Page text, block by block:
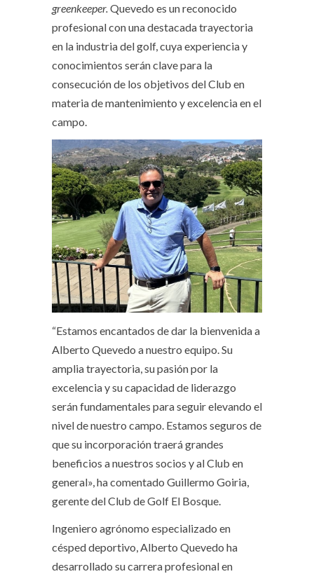
greenkeeper. Quevedo es un reconocido
profesional con una destacada trayectoria
en la industria del golf, cuya experiencia y
conocimientos serán clave para la
consecución de los objetivos del Club en
materia de mantenimiento y excelencia en el
campo.
“Estamos encantados de dar la bienvenida a
Alberto Quevedo a nuestro equipo. Su
amplia trayectoria, su pasión por la
excelencia y su capacidad de liderazgo
serán fundamentales para seguir elevando el
nivel de nuestro campo. Estamos seguros de
que su incorporación traerá grandes
beneficios a nuestros socios y al Club en
general», ha comentado Guillermo Goiria,
gerente del Club de Golf El Bosque.
Ingeniero agrónomo especializado en
césped deportivo, Alberto Quevedo ha
desarrollado su carrera profesional en